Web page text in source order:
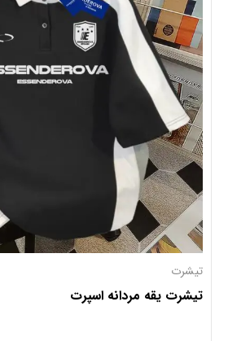
تیشرت
تیشرت یقه مردانه اسپرت